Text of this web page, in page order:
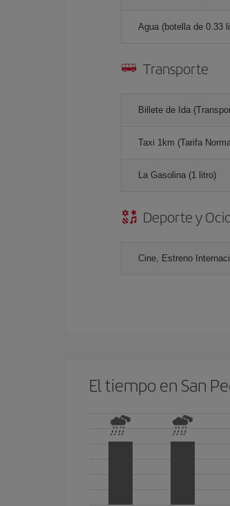
Agua (botella de 0.33
Transporte
Billete de Ida
Taxi 1km (Tarifa
La Gasolina (1 litro)
Deporte y
Cine, Estreno
El tiempo en San